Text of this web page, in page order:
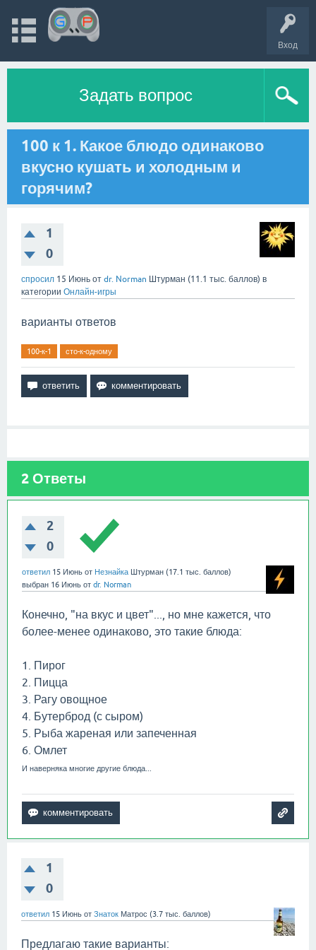
Вход
Задать вопрос
100 к 1. Какое блюдо одинаково
вкусно кушать и холодным и
горячим?
1
0
спросил 15 Июнь от dr. Norman Штурман (11.1 тыс. баллов) в
категории Онлайн-игры
варианты ответов
100-к-1 сто-к-одному
2 Ответы
2
0
ответил 15 Июнь от Незнайка Штурман (17.1 тыс. баллов)
выбран 16 Июнь от dr. Norman
Конечно, "на вкус и цвет"..., но мне кажется, что
более-менее одинаково, это такие блюда:
1. Пирог
2. Пицца
3. Рагу овощное
4. Бутерброд (с сыром)
5. Рыба жареная или запеченная
6. Омлет
И наверняка многие другие блюда...
1
0
ответил 15 Июнь от Знаток Матрос (3.7 тыс. баллов)
Предлагаю такие варианты: